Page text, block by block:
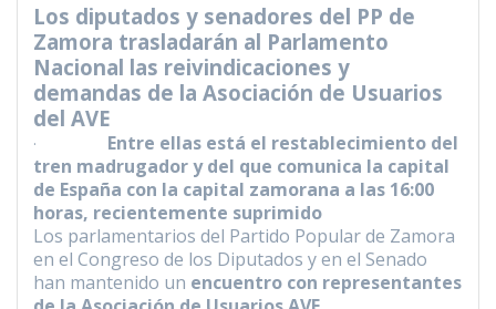
e
b
o
k
i
t
t
e
r
a
t
s
p
p
l
e
g
a
m
p
y
L
n
k
Los diputados y senadores del PP de
Zamora trasladarán al Parlamento
Nacional las reivindicaciones y
demandas de la Asociación de Usuarios
del AVE
· Entre ellas está el restablecimiento del
tren madrugador y del que comunica la capital
de España con la capital zamorana a las 16:00
horas, recientemente suprimido
Los parlamentarios del Partido Popular de Zamora
en el Congreso de los Diputados y en el Senado
han mantenido un encuentro con representantes